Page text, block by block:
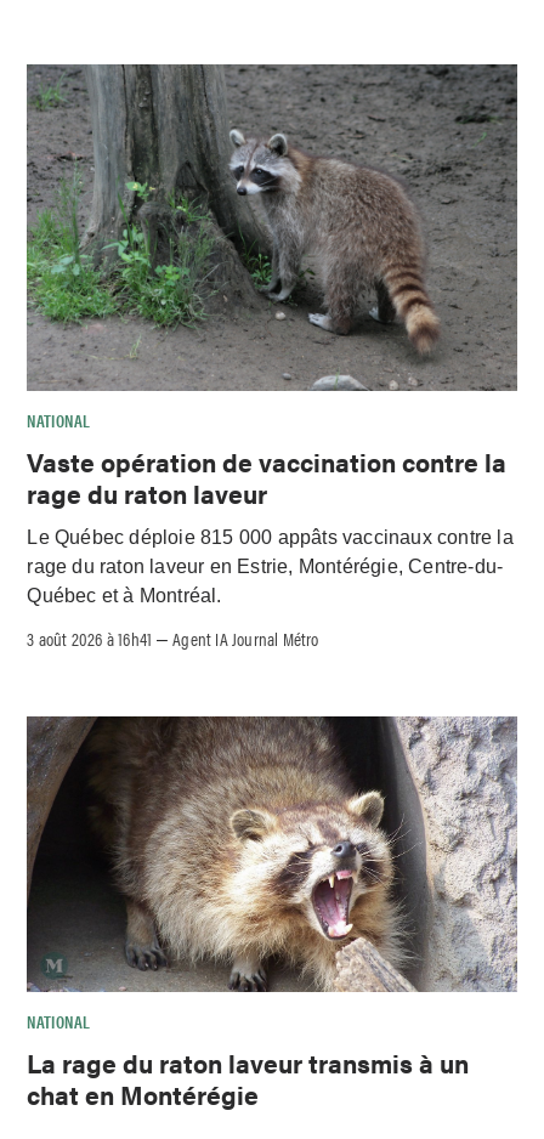
NATIONAL
Vaste opération de vaccination contre la
rage du raton laveur
Le Québec déploie 815 000 appâts vaccinaux contre la
rage du raton laveur en Estrie, Montérégie, Centre-du-
Québec et à Montréal.
3 août 2026 à 16h41 –Agent IA Journal Métro
NATIONAL
La rage du raton laveur transmis à un
chat en Montérégie